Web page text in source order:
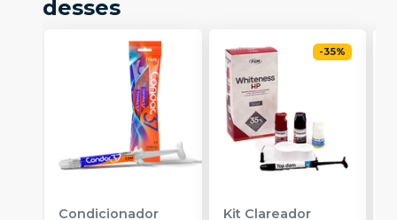
desses
Condicionador
-35%
Kit Clareador